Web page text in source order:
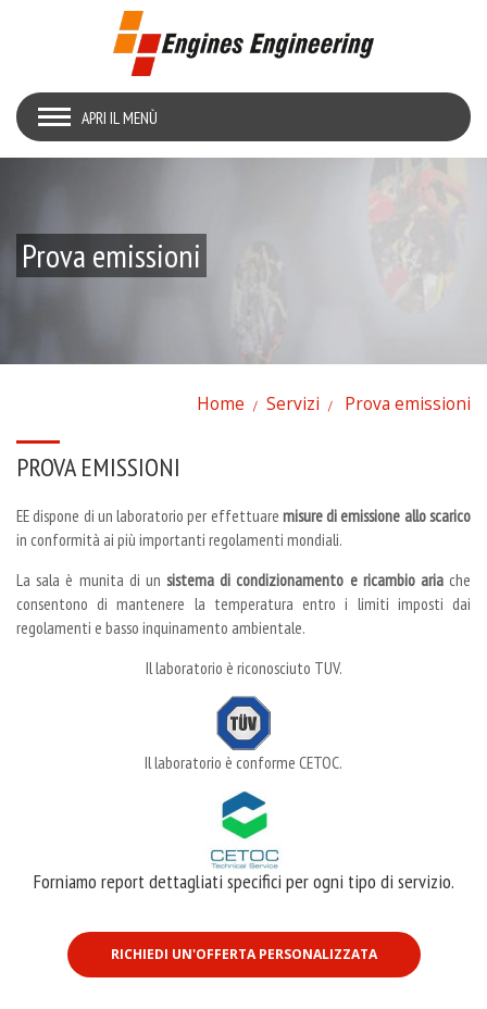
APRI IL MENÙ
Prova emissioni
Home Servizi Prova emissioni
PROVA EMISSIONI
EE dispone di un laboratorio per effettuare misure di emissione allo scarico
in conformità ai più importanti regolamenti mondiali.
La sala è munita di un sistema di condizionamento e ricambio ariache
consentono di mantenere la temperatura entro i limiti imposti dai
regolamenti e basso inquinamento ambientale.
Il laboratorio è riconosciuto TUV.
Il laboratorio è conforme CETOC.
Forniamo report dettagliati specifici per ogni tipo di servizio.
RICHIEDI UN'OFFERTA PERSONALIZZATA